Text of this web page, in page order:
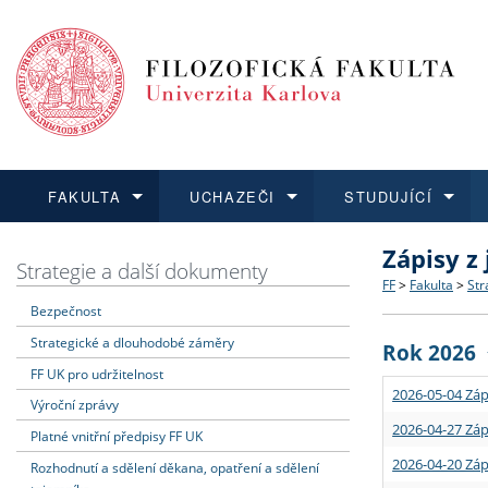
FAKULTA
Dozvědět se více
Struktura
Strategie
Podpora
UCHAZEČI
Podat přihlášku
Co
Učitelské
STUDUJÍCÍ
Dozvědět se více
Rigorózní
Dozvědět se více
O vědě a
Granty a
Dozvědět se více
Aktuální
Strategie a další dokumenty
Bezpečnost
Strategické a dlouhodobé záměry
FF UK pro udržitelnost
Výroční zprávy
Platné vnitřní předpisy FF UK
Rozhodnutí a sdělení děkana, opatření a sdělení
Zápisy
FF > Fakulta >
Rok 2026
2026-05-04
2026-04-27
2026-04-20